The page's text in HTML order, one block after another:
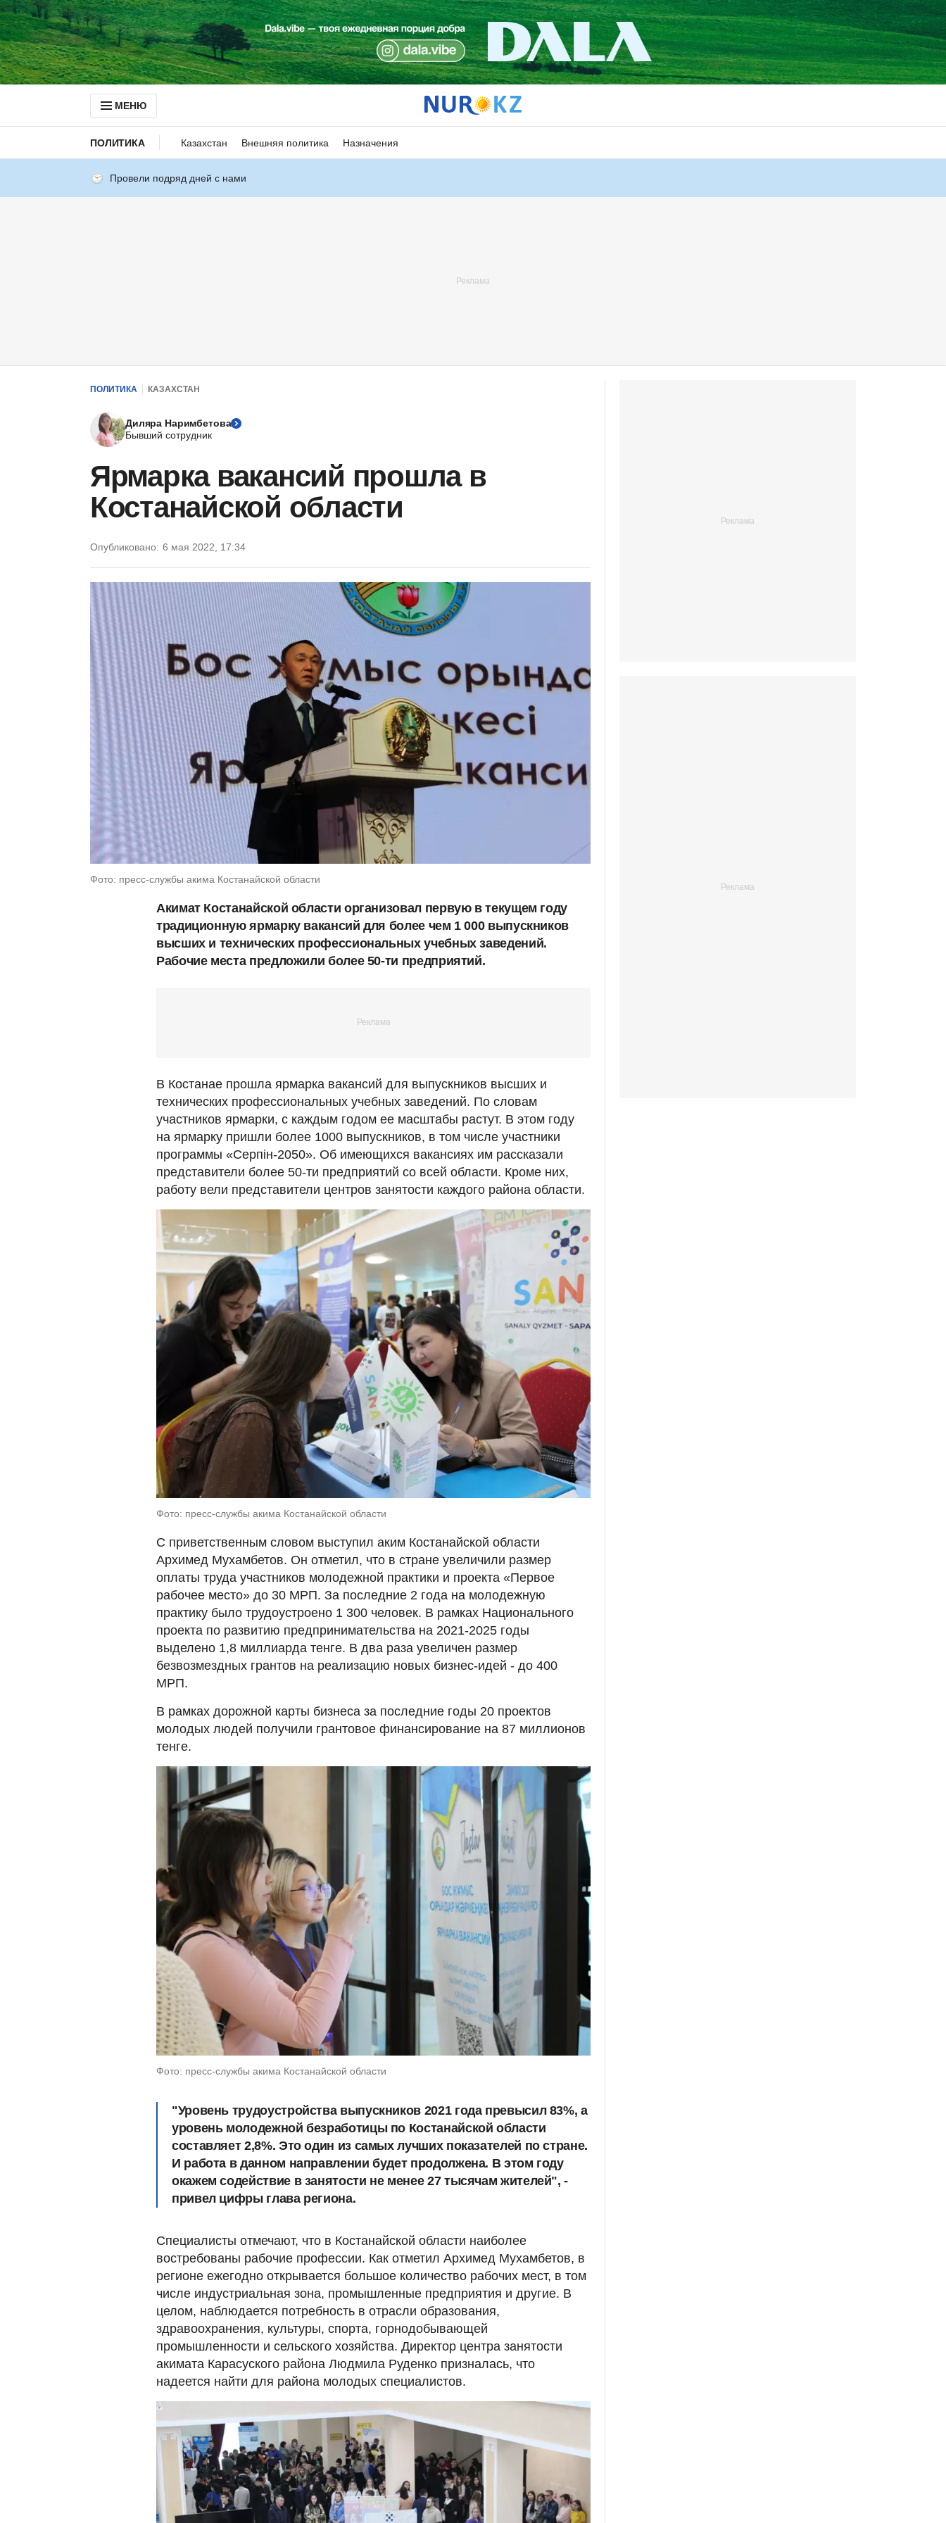
МЕНЮ
ПОЛИТИКА Казахстан Внешняя политика Назначения
Провели подряд дней с нами
ПОЛИТИКА КАЗАХСТАН
Диляра Наримбетова
Бывший сотрудник
Ярмарка вакансий прошла в
Костанайской области
Опубликовано: 6 мая 2022, 17:34
Фото: пресс-службы акима Костанайской области
Акимат Костанайской области организовал первую в текущем году
традиционную ярмарку вакансий для более чем 1 000 выпускников
высших и технических профессиональных учебных заведений.
Рабочие места предложили более 50-ти предприятий.
В Костанае прошла ярмарка вакансий для выпускников высших и
технических профессиональных учебных заведений. По словам
участников ярмарки, с каждым годом ее масштабы растут. В этом году
на ярмарку пришли более 1000 выпускников, в том числе участники
программы «Серпін-2050». Об имеющихся вакансиях им рассказали
представители более 50-ти предприятий со всей области. Кроме них,
работу вели представители центров занятости каждого района области.
Фото: пресс-службы акима Костанайской области
С приветственным словом выступил аким Костанайской области
Архимед Мухамбетов. Он отметил, что в стране увеличили размер
оплаты труда участников молодежной практики и проекта «Первое
рабочее место» до 30 МРП. За последние 2 года на молодежную
практику было трудоустроено 1 300 человек. В рамках Национального
проекта по развитию предпринимательства на 2021-2025 годы
выделено 1,8 миллиарда тенге. В два раза увеличен размер
безвозмездных грантов на реализацию новых бизнес-идей - до 400
МРП.
В рамках дорожной карты бизнеса за последние годы 20 проектов
молодых людей получили грантовое финансирование на 87 миллионов
тенге.
Фото: пресс-службы акима Костанайской области
"Уровень трудоустройства выпускников 2021 года превысил 83%, а
уровень молодежной безработицы по Костанайской области
составляет 2,8%. Это один из самых лучших показателей по стране.
И работа в данном направлении будет продолжена. В этом году
окажем содействие в занятости не менее 27 тысячам жителей", -
привел цифры глава региона.
Специалисты отмечают, что в Костанайской области наиболее
востребованы рабочие профессии. Как отметил Архимед Мухамбетов, в
регионе ежегодно открывается большое количество рабочих мест, в том
числе индустриальная зона, промышленные предприятия и другие. В
целом, наблюдается потребность в отрасли образования,
здравоохранения, культуры, спорта, горнодобывающей
промышленности и сельского хозяйства. Директор центра занятости
акимата Карасуского района Людмила Руденко призналась, что
надеется найти для района молодых специалистов.